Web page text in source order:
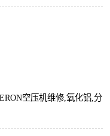
空压机维修,氧化铝,分